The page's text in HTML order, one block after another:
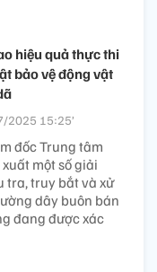
hiệu quả thực thi
bảo vệ động vật
2025 15:25’
đốc Trung tâm
một số giải
tra, truy bắt và xử
dây buôn bán
đang được xác